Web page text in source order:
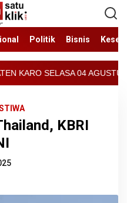
Politik Bisnis
2026 - ARCIS
KBRI